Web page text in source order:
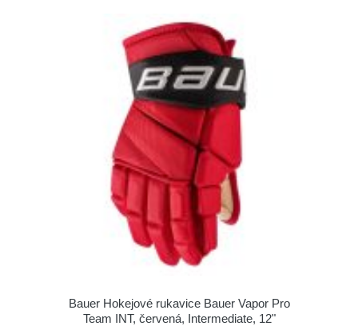
Bauer Hokejové rukavice Bauer Vapor Pro
Team INT, červená, Intermediate, 12"